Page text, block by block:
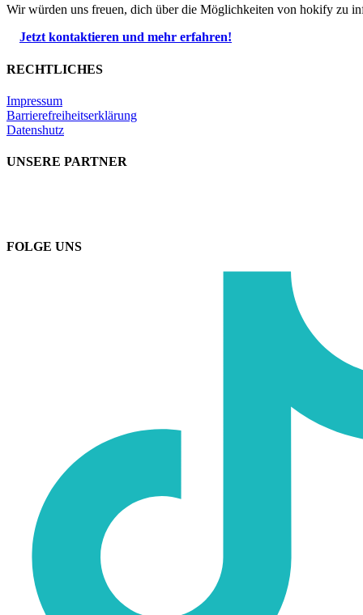
Wir würden uns freuen, dich über die Möglichkeiten von hokify zu
Jetzt kontaktieren und mehr erfahren!
RECHTLICHES
Impressum
Barrierefreiheitserklärung
Datenshutz
UNSERE PARTNER
FOLGE UNS